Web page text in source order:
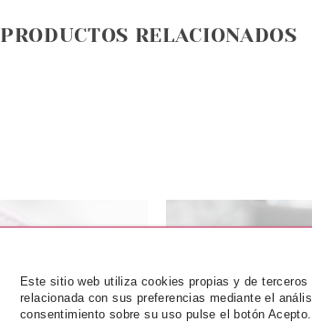
PRODUCTOS RELACIONADOS
CATRICE
Este sitio web utiliza cookies propias y de
relacionada con sus preferencias mediante el
consentimiento sobre su uso pulse el botón Acepto.